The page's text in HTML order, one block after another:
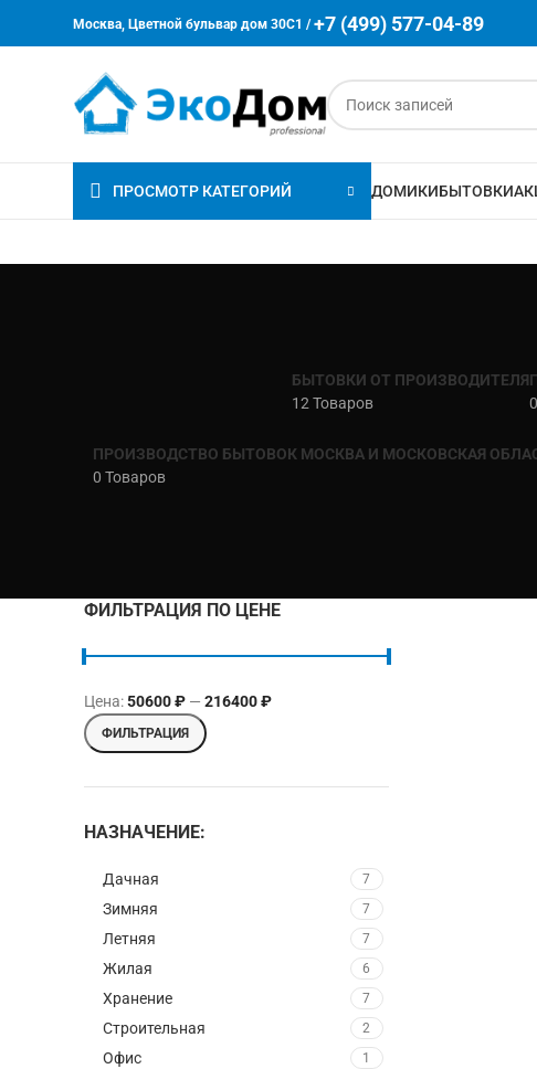
Москва, Цветной бульвар дом 30C1 / +7 (499) 577-04-89
ПРОСМОТР КАТЕГОРИЙ ДОМИКИБЫТОВКИ
БЫТОВКИ ОТ ПРОИЗВОДИТЕЛЯ
12 Товаров
ПРОИЗВОДСТВО БЫТОВОК МОСКВА И МОСКОВСКАЯ
0 Товаров
ФИЛЬТРАЦИЯ ПО ЦЕНЕ
Минимальная цена
Максимальная цена
ФИЛЬТРАЦИЯ
Цена:50600 ₽ — 216400 ₽
НАЗНАЧЕНИЕ:
Дачная 7
Зимняя 7
Летняя 7
Жилая 6
Хранение 7
Строительная 2
Офис 1